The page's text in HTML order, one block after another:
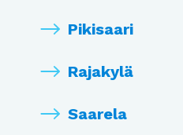
Pikisaari
Rajakylä
Saarela